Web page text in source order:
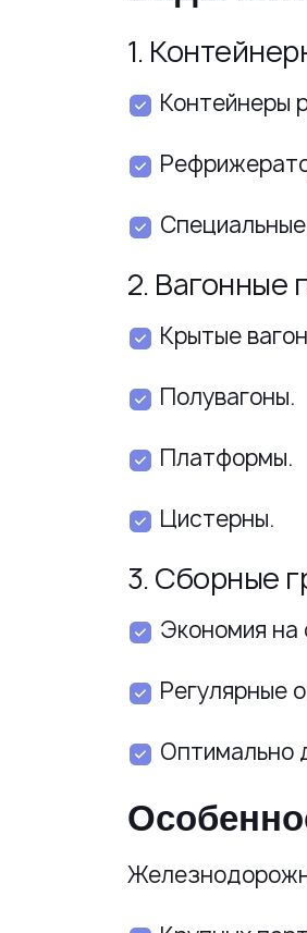
1.
Контейнеры
2. Вагонные
Крытые
Полувагоны.
Платформы.
Цистерны.
3. Сборные
Экономия на
Регулярные
Оптимально